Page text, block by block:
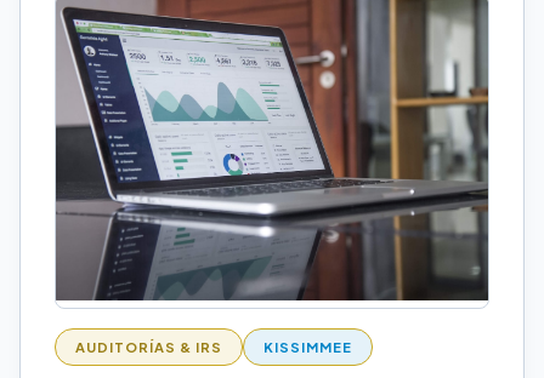
AUDITORÍAS & IRS KISSIMMEE